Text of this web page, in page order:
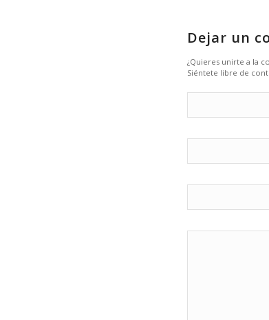
Dejar un
¿Quieres unirte a la
Siéntete libre de